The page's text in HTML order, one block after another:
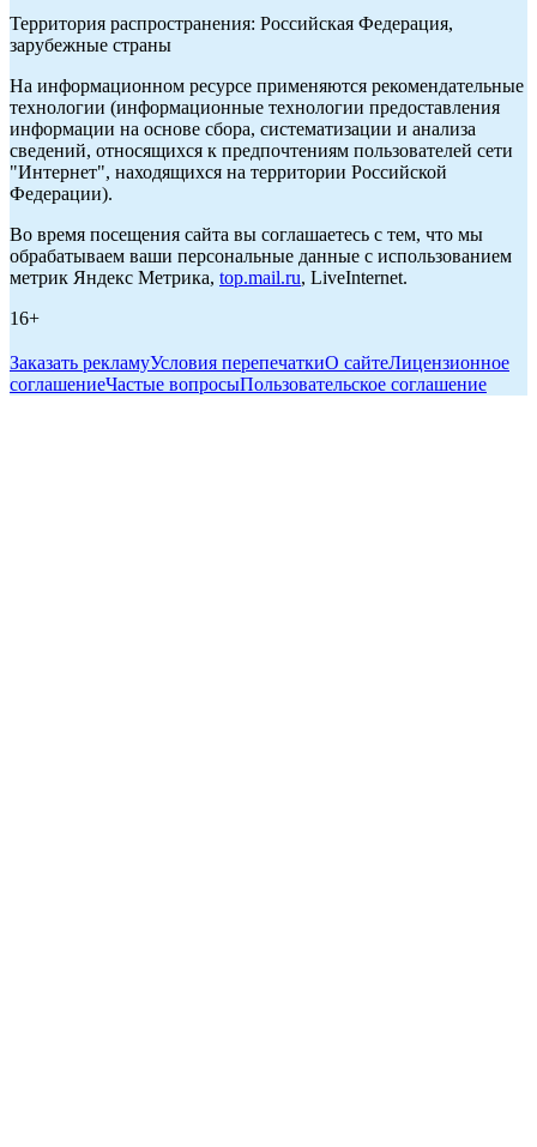
Территория распространения: Российская Федерация,
зарубежные страны
На информационном ресурсе применяются рекомендательные
технологии (информационные технологии предоставления
информации на основе сбора, систематизации и анализа
сведений, относящихся к предпочтениям пользователей сети
"Интернет", находящихся на территории Российской
Федерации).
Во время посещения сайта вы соглашаетесь с тем, что мы
обрабатываем ваши персональные данные с использованием
метрик Яндекс Метрика, top.mail.ru, LiveInternet.
16+
Заказать рекламуУсловия перепечаткиО сайтеЛицензионное
соглашениеЧастые вопросыПользовательское соглашение